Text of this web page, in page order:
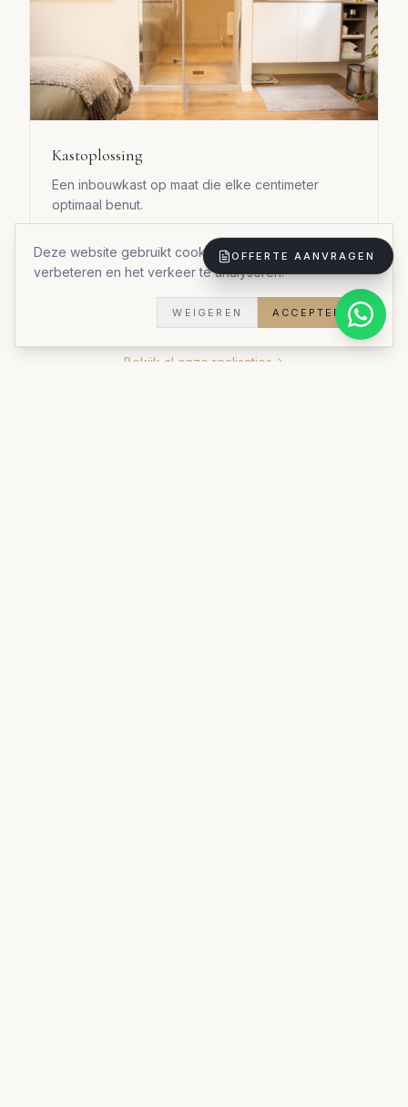
OFFERTE AANVRAGEN
Deze website gebruikt cookies om uw ervaring te
verbeteren en het verkeer te analyseren.
WEIGEREN ACCEPTEREN
Kastoplossing
Een inbouwkast op maat die elke centimeter
optimaal benut.
Duurzame materialen
Stijl: Stijlvol praktisch
Doorlooptijd: 5 weken
Bekijk al onze realisaties